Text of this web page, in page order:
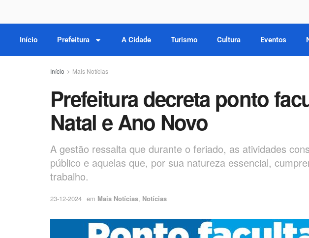
Início Prefeitura A Cidade Turismo Cultura Eventos
Início Mais Notícias
Prefeitura decreta ponto
Natal e Ano Novo
A gestão ressalta que durante o feriado, as atividades
público e aquelas que, por sua natureza essencial,
trabalho.
23-12-2024 em Mais Notícias, Notícias